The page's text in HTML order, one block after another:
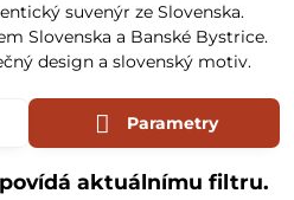
suvenýr ze Slovenska.
Slovenska a Banské Bystrice.
design a slovenský motiv.
Parametry